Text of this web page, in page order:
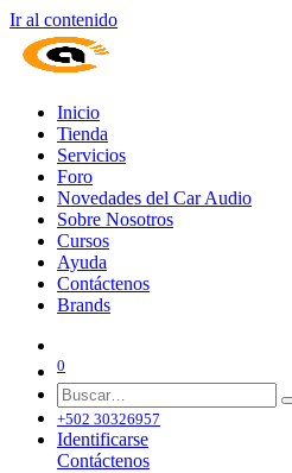
Ir al contenido
Inicio
Tienda
Servicios
Foro
Novedades del Car Audio
Sobre Nosotros
Cursos
Ayuda
Contáctenos
Brands
0
+502 30326957
Identificarse
Contáctenos